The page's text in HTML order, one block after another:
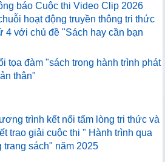
báo Cuộc thi Video Clip 2026
hoạt động truyền thông tri thức
4 với chủ đề "Sách hay cần bạn
tọa đàm "sách trong hành trình phát
thân"
trình kết nối tấm lòng tri thức và
trao giải cuộc thi " Hành trình qua
trang sách" năm 2025